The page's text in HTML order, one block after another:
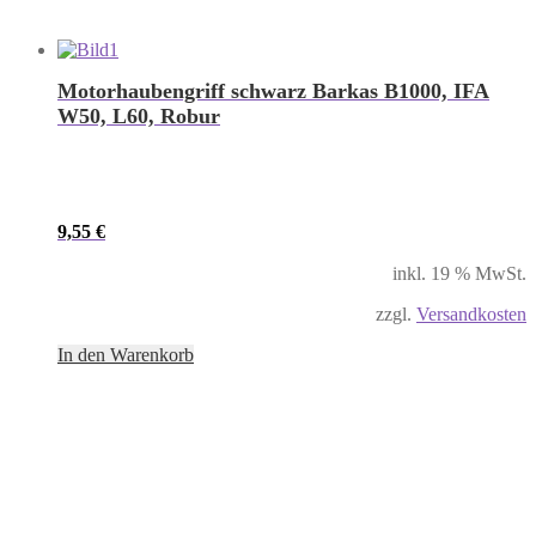
Motorhaubengriff schwarz Barkas B1000, IFA
W50, L60, Robur
9,55 €
inkl. 19 % MwSt.
zzgl. Versandkosten
In den Warenkorb